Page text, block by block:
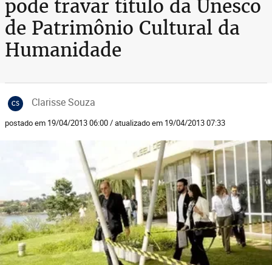
pode travar título da Unesco
de Patrimônio Cultural da
Humanidade
CS Clarisse Souza
postado em 19/04/2013 06:00 / atualizado em 19/04/2013 07:33